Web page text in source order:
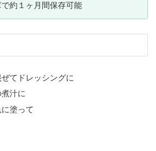
で約１ヶ月間保存可能
てドレッシングに
汁に
塗って